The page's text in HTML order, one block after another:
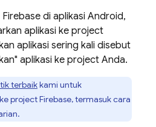
di aplikasi Android,
aplikasi ke project
aplikasi sering kali disebut
aplikasi ke project Anda.
terbaikkami untuk
project Firebase, termasuk cara